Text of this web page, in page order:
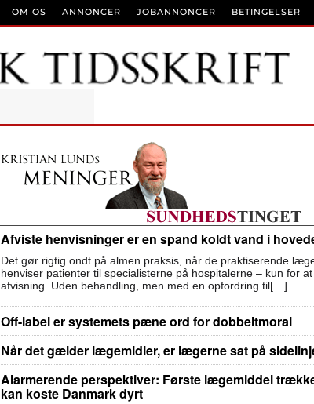
OM OS ANNONCER JOBANNONCER BETINGELSER
Afviste henvisninger er en spand koldt vand i
Det gør rigtig ondt på almen praksis, når de praktiserende
henviser patienter til specialisterne på hospitalerne – kun for
afvisning. Uden behandling, men med en opfordring til[…]
Off-label er systemets pæne ord for dobbeltmoral
Når det gælder lægemidler, er lægerne sat på
Alarmerende perspektiver: Første lægemiddel
kan koste Danmark dyrt